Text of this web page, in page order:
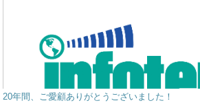
20年間、ご愛顧ありがとうございました！